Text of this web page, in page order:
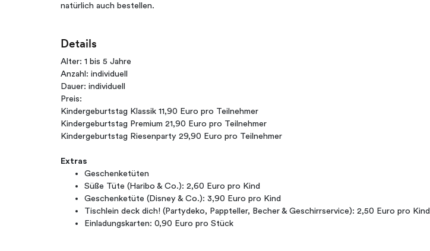
natürlich auch bestellen.
Details
Alter: 1 bis 5 Jahre
Anzahl: individuell
Dauer: individuell
Preis:
Kindergeburtstag Klassik 11,90 Euro pro Teilnehmer
Kindergeburtstag Premium 21,90 Euro pro Teilnehmer
Kindergeburtstag Riesenparty 29,90 Euro pro Teilnehmer
Extras
Geschenketüten
Süße Tüte (Haribo & Co.): 2,60 Euro pro Kind
Geschenketüte (Disney & Co.): 3,90 Euro pro Kind
Tischlein deck dich! (Partydeko, Pappteller, Becher & Geschirrservice): 2,50 Euro pro Kind
Einladungskarten: 0,90 Euro pro Stück